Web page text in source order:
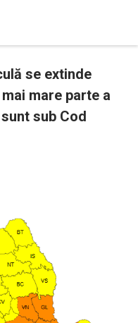
se extinde
mare parte a
sub Cod